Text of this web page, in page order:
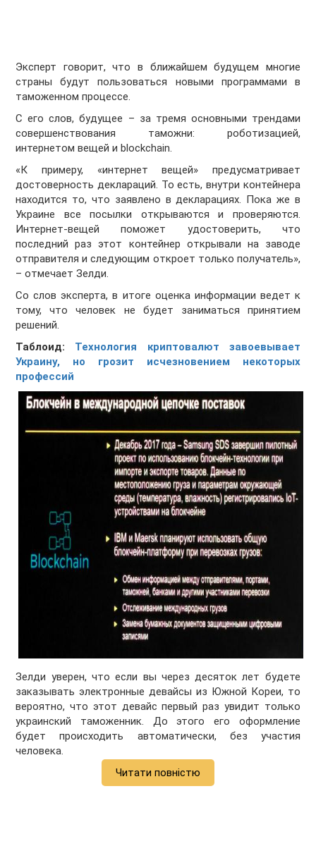
Эксперт говорит, что в ближайшем будущем многие
страны будут пользоваться новыми программами в
таможенном процессе.
С его слов, будущее – за тремя основными трендами
совершенствования таможни: роботизацией,
интернетом вещей и blockchain.
«К примеру, «интернет вещей» предусматривает
достоверность деклараций. То есть, внутри контейнера
находится то, что заявлено в декларациях. Пока же в
Украине все посылки открываются и проверяются.
Интернет-вещей поможет удостоверить, что
последний раз этот контейнер открывали на заводе
отправителя и следующим откроет только получатель»,
– отмечает Зелди.
Со слов эксперта, в итоге оценка информации ведет к
тому, что человек не будет заниматься принятием
решений.
Таблоид: Технология криптовалют завоевывает
Украину, но грозит исчезновением некоторых
профессий
Зелди уверен, что если вы через десяток лет будете
заказывать электронные девайсы из Южной Кореи, то
вероятно, что этот девайс первый раз увидит только
украинский таможенник. До этого его оформление
будет происходить автоматически, без участия
человека.
Читати повністю